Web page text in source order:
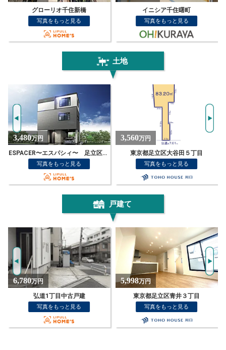
イニシア千住曙町
写真をもっと見る
いづみハイツ竹の塚
写真をもっと見る
土地
3,560万円
東京都足立区大谷田５丁目
写真をもっと見る
3,560万円
足立区大谷田5丁目
写真をもっと見る
戸建て
5,998万円
東京都足立区青井３丁目
写真をもっと見る
6,690万円
東京都足立区梅田１丁目
写真をもっと見る